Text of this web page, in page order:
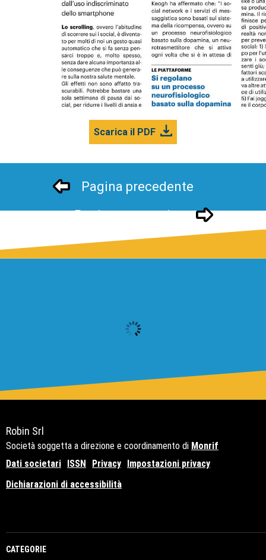
Scarica il PDF
Pagina precedente
Pagina successivo
Robin Srl
Società soggetta a direzione e coordinamento di Monrif
Dati societari ISSN Privacy Impostazioni privacy
Dichiarazioni di accessibilità
CATEGORIE